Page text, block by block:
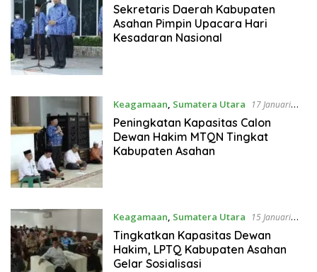
2023
Sekretaris Daerah Kabupaten
Asahan Pimpin Upacara Hari
Kesadaran Nasional
Keagamaan, Sumatera Utara
17 Januari
2023
Peningkatan Kapasitas Calon
Dewan Hakim MTQN Tingkat
Kabupaten Asahan
Keagamaan, Sumatera Utara
15 Januari
2023
Tingkatkan Kapasitas Dewan
Hakim, LPTQ Kabupaten Asahan
Gelar Sosialisasi